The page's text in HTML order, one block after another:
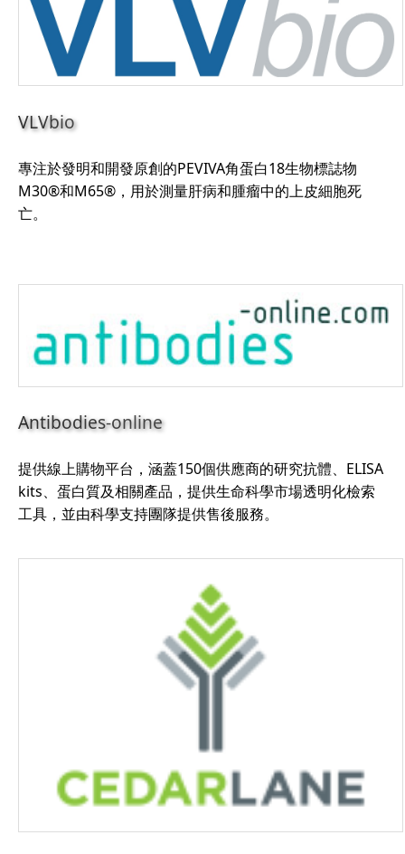
VLVbio
專注於發明和開發原創的PEVIVA角蛋白18生物標誌物
M30®和M65®，用於測量肝病和腫瘤中的上皮細胞死
亡。
Antibodies-online
提供線上購物平台，涵蓋150個供應商的研究抗體、ELISA
kits、蛋白質及相關產品，提供生命科學市場透明化檢索
工具，並由科學支持團隊提供售後服務。